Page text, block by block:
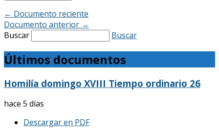
← Documento reciente
Documento anterior →
Buscar
Buscar
Últimos documentos
Homilía domingo XVIII Tiempo ordinario 26
hace 5 días
Descargar en PDF